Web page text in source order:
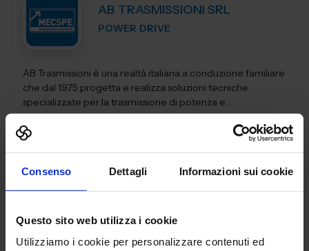
Consenso Dettagli Informazioni sui cookie
Questo sito web utilizza i cookie
Utilizziamo i cookie per personalizzare contenuti ed
AB TRASMISSIONI SRL
POWER DRIVE
AB Trasmissioni è una realtà italiana a conduzione familiare
che dal 1975 progetta e realizza soluzioni tecniche
specializzate per la trasmissione di potenza e
l'automazione industr...
E92
Aggiungi ai preferiti